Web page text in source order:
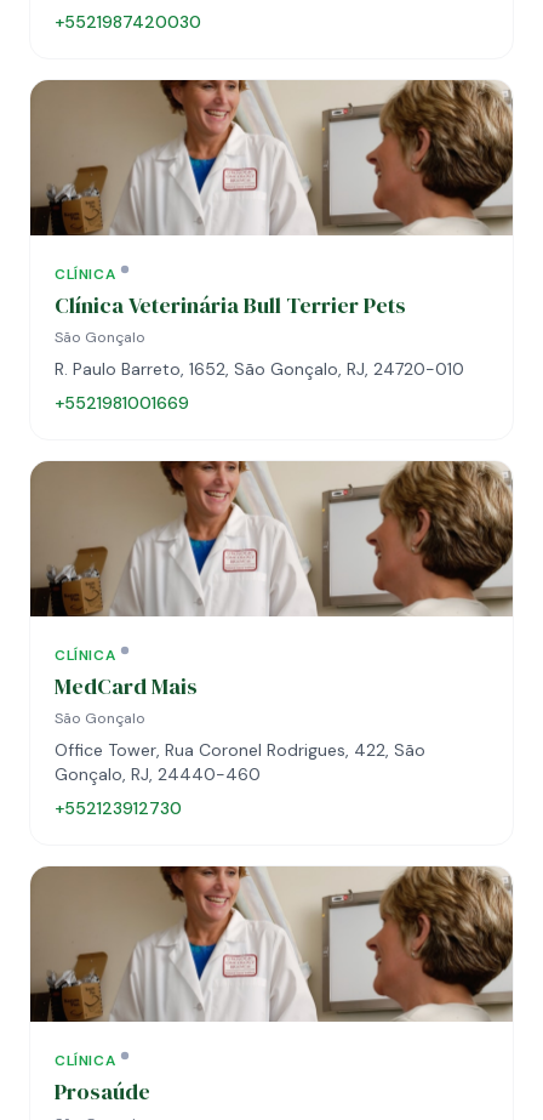
+5521987420030
CLÍNICA
Clínica Veterinária Bull Terrier Pets
São Gonçalo
R. Paulo Barreto, 1652, São Gonçalo, RJ, 24720-010
+5521981001669
CLÍNICA
MedCard Mais
São Gonçalo
Office Tower, Rua Coronel Rodrigues, 422, São
Gonçalo, RJ, 24440-460
+552123912730
CLÍNICA
Prosaúde